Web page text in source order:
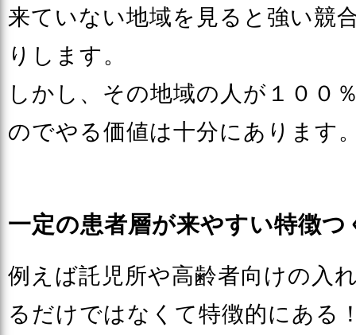
来ていない地域を見ると強い競
りします。
しかし、その地域の人が１００
のでやる価値は十分にあります
一定の患者層が来やすい特徴
例えば託児所や高齢者向けの入
るだけではなくて特徴的にある